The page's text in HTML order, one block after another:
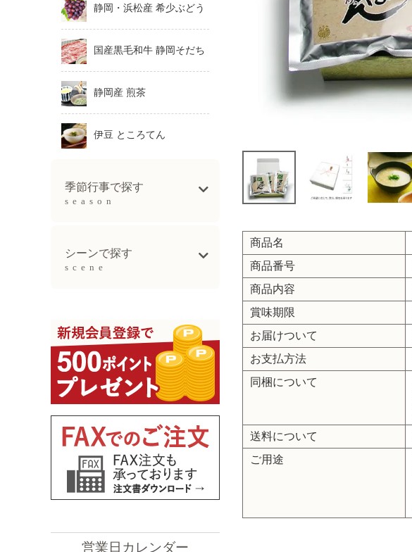
静岡・浜松産 希少ぶどう
国産黒毛和牛 静岡そだち
静岡産 煎茶
伊豆 ところてん
季節行事で探す
season
シーンで探す
scene
営業日カレンダー
商品名
商品番号
商品内容
賞味期限
お届けついて
お支払方法
同梱について
送料について
ご用途